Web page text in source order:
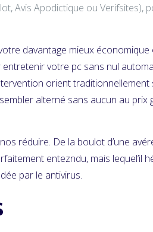
Avis Apodictique ou Verifsites),
davantage mieux
votre pc sans nul
orient traditionnellement
alterné sans aucun au prix
réduire. De la boulot d’une
entezndu, mais lequel’il
par le antivirus.